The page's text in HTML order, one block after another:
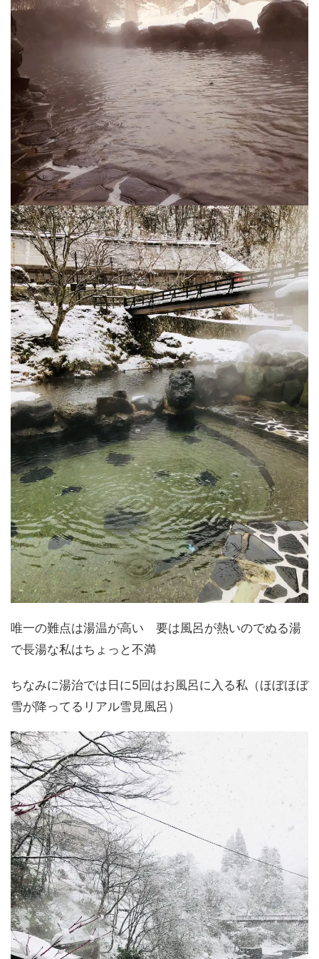
唯一の難点は湯温が高い 要は風呂が熱いのでぬる湯
で長湯な私はちょっと不満
ちなみに湯治では日に5回はお風呂に入る私（ほぼほぼ
雪が降ってるリアル雪見風呂）